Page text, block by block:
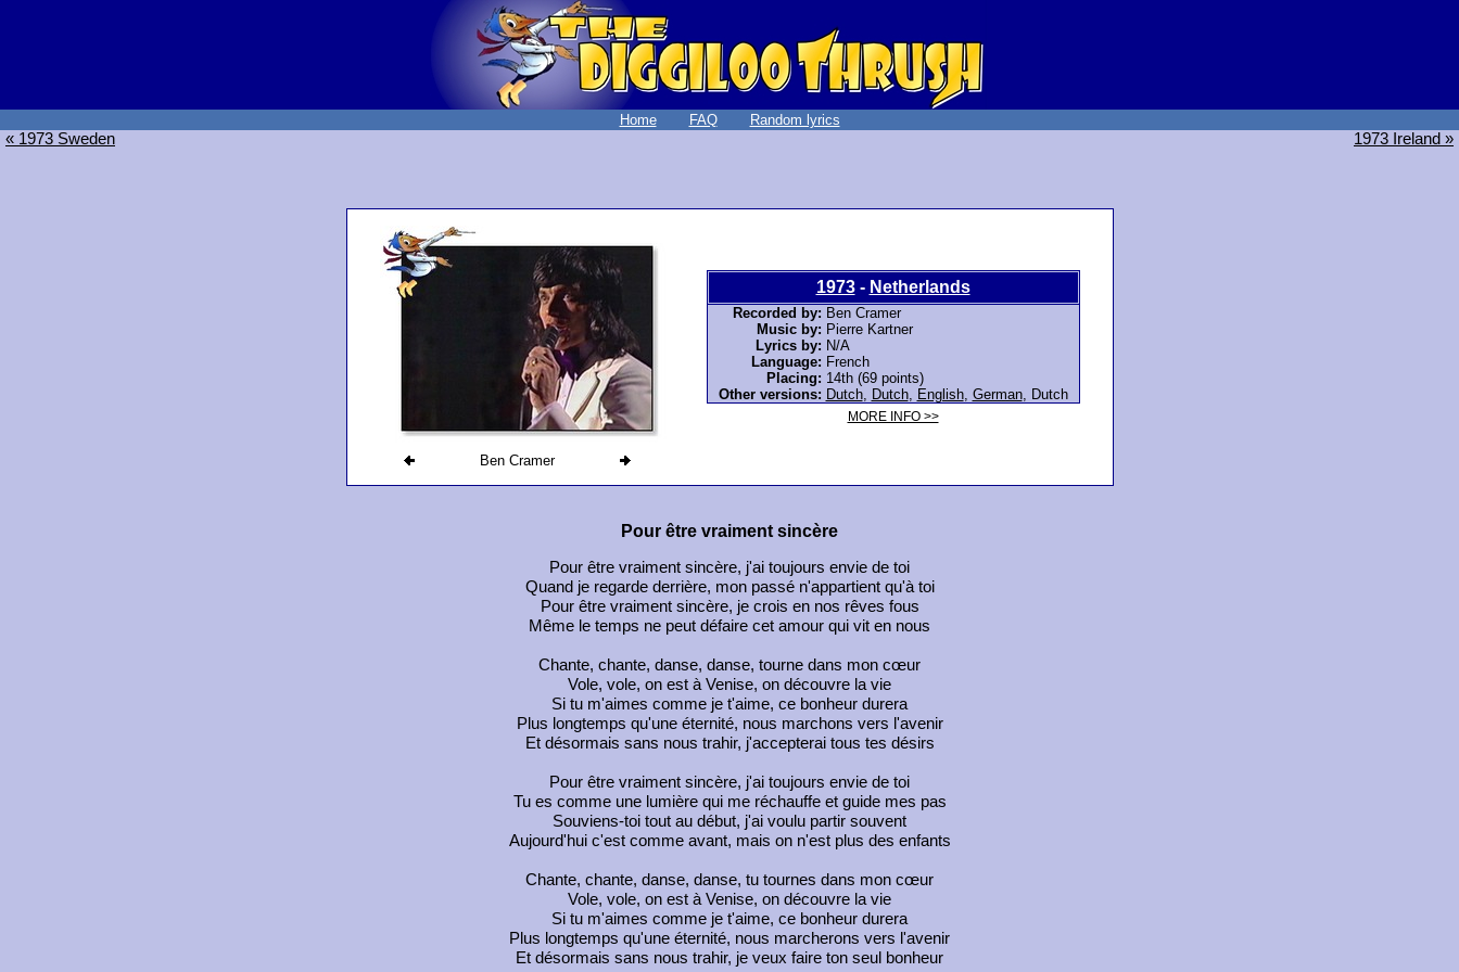
Home FAQ Random lyrics
« 1973 Sweden 1973 Ireland »
Ben Cramer
1973- Netherlands
Recorded by: Ben Cramer
Music by: Pierre Kartner
Lyrics by: N/A
Language: French
Placing: 14th (69 points)
Other versions: Dutch, Dutch, English, German, Dutch
MORE INFO >>
Pour être vraiment sincère
Pour être vraiment sincère, j'ai toujours envie de toi
Quand je regarde derrière, mon passé n'appartient qu'à toi
Pour être vraiment sincère, je crois en nos rêves fous
Même le temps ne peut défaire cet amour qui vit en nous
Chante, chante, danse, danse, tourne dans mon cœur
Vole, vole, on est à Venise, on découvre la vie
Si tu m'aimes comme je t'aime, ce bonheur durera
Plus longtemps qu'une éternité, nous marchons vers l'avenir
Et désormais sans nous trahir, j'accepterai tous tes désirs
Pour être vraiment sincère, j'ai toujours envie de toi
Tu es comme une lumière qui me réchauffe et guide mes pas
Souviens-toi tout au début, j'ai voulu partir souvent
Aujourd'hui c'est comme avant, mais on n'est plus des enfants
Chante, chante, danse, danse, tu tournes dans mon cœur
Vole, vole, on est à Venise, on découvre la vie
Si tu m'aimes comme je t'aime, ce bonheur durera
Plus longtemps qu'une éternité, nous marcherons vers l'avenir
Et désormais sans nous trahir, je veux faire ton seul bonheur